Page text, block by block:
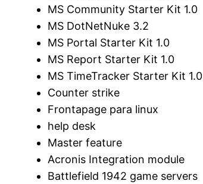
MS Community Starter Kit 1.0
MS DotNetNuke 3.2
MS Portal Starter Kit 1.0
MS Report Starter Kit 1.0
MS TimeTracker Starter Kit 1.0
Counter strike
Frontapage para linux
help desk
Master feature
Acronis Integration module
Battlefield 1942 game servers